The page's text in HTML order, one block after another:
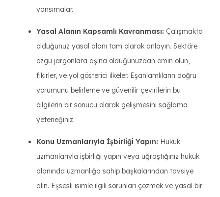
yansımalar.
Yasal Alanın Kapsamlı Kavranması: Çalışmakta
olduğunuz yasal alanı tam olarak anlayın. Sektöre
özgü jargonlara aşina olduğunuzdan emin olun,
fikirler, ve yol gösterici ilkeler. Eşanlamlıların doğru
yorumunu belirleme ve güvenilir çevirilerin bu
bilgilerin bir sonucu olarak gelişmesini sağlama
yeteneğiniz.
Konu Uzmanlarıyla İşbirliği Yapın: Hukuk
uzmanlarıyla işbirliği yapın veya uğraştığınız hukuk
alanında uzmanlığa sahip başkalarından tavsiye
alın. Eşsesli isimle ilgili sorunları çözmek ve yasal bir